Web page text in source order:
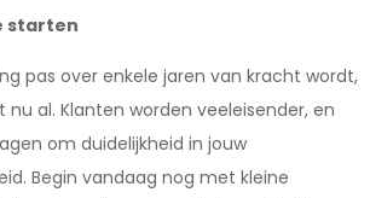
starten
pas over enkele jaren van kracht wordt,
al. Klanten worden veeleisender, en
om duidelijkheid in jouw
Begin vandaag nog met kleine